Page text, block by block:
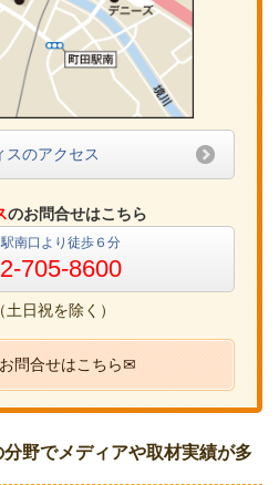
スのアクセス
のお問合せはこちら
南口より徒歩６分
705-8600
日祝を除く）
問合せはこちら✉
野でメディアや取材実績が多